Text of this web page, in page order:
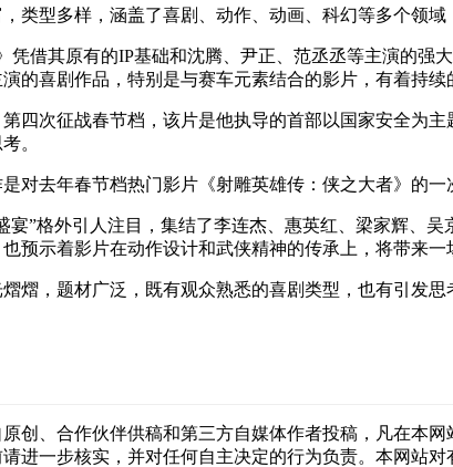
类型多样，涵盖了喜剧、动作、动画、科幻等多个领域
凭借其原有的IP基础和沈腾、尹正、范丞丞等主演的
的喜剧作品，特别是与赛车元素结合的影片，有着持
四次征战春节档，该片是他执导的首部以国家安全为
。
是对去年春节档热门影片《射雕英雄传：侠之大者》的
宴”格外引人注目，集结了李连杰、惠英红、梁家辉、
预示着影片在动作设计和武侠精神的传承上，将带来
熠，题材广泛，既有观众熟悉的喜剧类型，也有引发
创、合作伙伴供稿和第三方自媒体作者投稿，凡在本
进一步核实，并对任何自主决定的行为负责。本网站